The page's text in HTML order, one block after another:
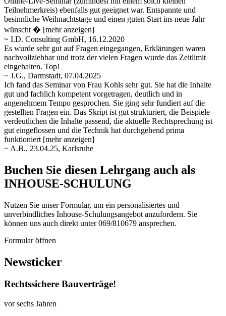
Teilnehmerkreis) ebenfalls gut geeignet war. Entspannte und
besinnliche Weihnachtstage und einen guten Start ins neue Jahr
wünscht � [mehr anzeigen]
~ I.D. Consulting GmbH, 16.12.2020
Es wurde sehr gut auf Fragen eingegangen, Erklärungen waren
nachvollziehbar und trotz der vielen Fragen wurde das Zeitlimit
eingehalten. Top!
~ J.G., Darmstadt, 07.04.2025
Ich fand das Seminar von Frau Kohls sehr gut. Sie hat die Inhalte
gut und fachlich kompetent vorgetragen, deutlich und in
angenehmem Tempo gesprochen. Sie ging sehr fundiert auf die
gestellten Fragen ein. Das Skript ist gut strukturiert, die Beispiele
verdeutlichen die Inhalte passend, die aktuelle Rechtsprechung ist
gut eingeflossen und die Technik hat durchgehend prima
funktioniert [mehr anzeigen]
~ A.B., 23.04.25, Karlsruhe
Buchen Sie diesen Lehrgang auch als
INHOUSE-SCHULUNG
Nutzen Sie unser Formular, um ein personalisiertes und
unverbindliches Inhouse-Schulungs­angebot anzufordern. Sie
können uns auch direkt unter 069/810679 ansprechen.
Formular öffnen
Newsticker
Rechtssichere Bauverträge!
vor sechs Jahren